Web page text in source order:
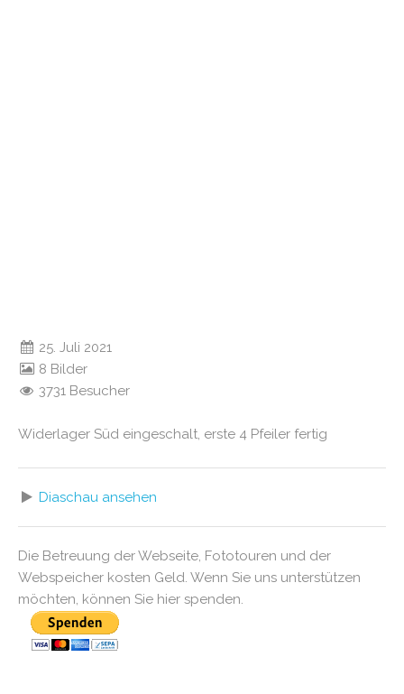
25. Juli 2021
8 Bilder
3731 Besucher
Widerlager Süd eingeschalt, erste 4 Pfeiler fertig
Diaschau ansehen
Die Betreuung der Webseite, Fototouren und der
Webspeicher kosten Geld. Wenn Sie uns unterstützen
möchten, können Sie hier spenden.